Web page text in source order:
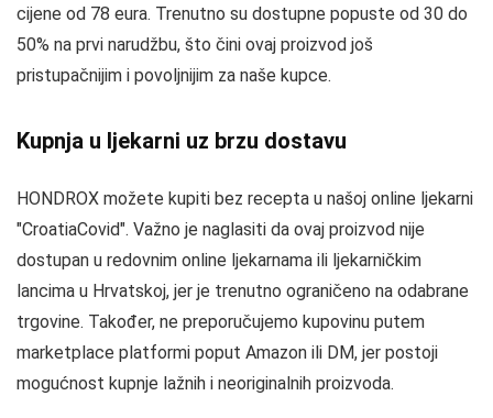
cijene od 78 eura. Trenutno su dostupne popuste od 30 do
50% na prvi narudžbu, što čini ovaj proizvod još
pristupačnijim i povoljnijim za naše kupce.
Kupnja u ljekarni uz brzu dostavu
HONDROX možete kupiti bez recepta u našoj online ljekarni
"CroatiaCovid". Važno je naglasiti da ovaj proizvod nije
dostupan u redovnim online ljekarnama ili ljekarničkim
lancima u Hrvatskoj, jer je trenutno ograničeno na odabrane
trgovine. Također, ne preporučujemo kupovinu putem
marketplace platformi poput Amazon ili DM, jer postoji
mogućnost kupnje lažnih i neoriginalnih proizvoda.